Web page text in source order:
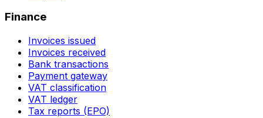
Finance
Invoices issued
Invoices received
Bank transactions
Payment gateway
VAT classification
VAT ledger
Tax reports (EPO)